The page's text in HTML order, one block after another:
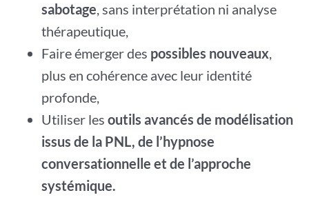
sabotage, sans interprétation ni analyse
thérapeutique,
Faire émerger des possibles nouveaux,
plus en cohérence avec leur identité
profonde,
Utiliser les outils avancés de modélisation
issus de la PNL, de l’hypnose
conversationnelle et de l’approche
systémique.